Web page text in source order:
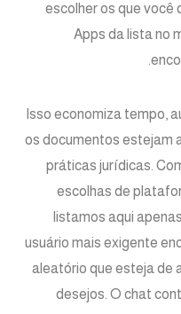
escolher os que você
Apps da lista no
Isso economiza tempo,
os documentos estejam
práticas jurídicas.
escolhas de
listamos aqui
usuário mais exigente
aleatório que esteja de
desejos. O chat